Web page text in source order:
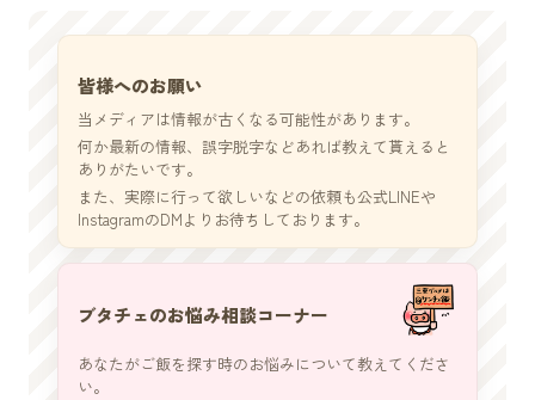
皆様へのお願い
当メディアは情報が古くなる可能性があります。
何か最新の情報、誤字脱字などあれば教えて貰えると
ありがたいです。
また、実際に行って欲しいなどの依頼も公式LINEや
InstagramのDMよりお待ちしております。
ブタチェのお悩み相談コーナー
あなたがご飯を探す時のお悩みについて教えてくださ
い。